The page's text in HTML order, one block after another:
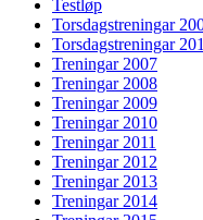
Testløp
Torsdagstreningar
Torsdagstreningar
Treningar 2007
Treningar 2008
Treningar 2009
Treningar 2010
Treningar 2011
Treningar 2012
Treningar 2013
Treningar 2014